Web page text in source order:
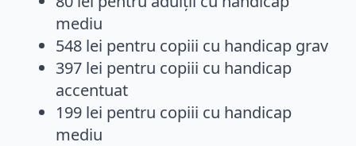
mediu
548 lei pentru copiii cu handicap grav
397 lei pentru copiii cu handicap
accentuat
199 lei pentru copiii cu handicap
mediu